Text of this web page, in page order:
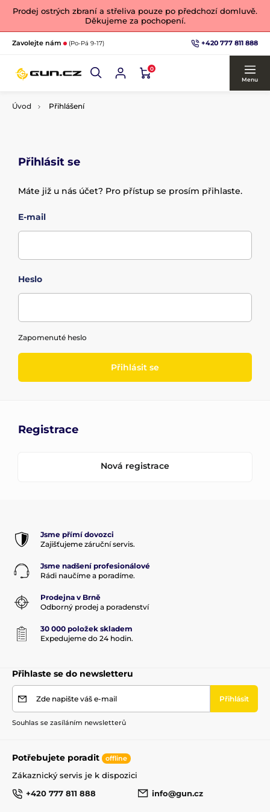
Prodej ostrých zbraní a střeliva pouze po předchozí domluvě.
Děkujeme za pochopení.
Zavolejte nám (Po-Pá 9-17) +420 777 811 888
0
Menu
Úvod Přihlášení
Přihlásit se
Máte již u nás účet? Pro přístup se prosím přihlaste.
E-mail
Heslo
Zapomenuté heslo
Přihlásit se
Registrace
Nová registrace
Jsme přímí dovozci
Zajišťujeme záruční servis.
Jsme nadšení profesionálové
Rádi naučíme a poradíme.
Prodejna v Brně
Odborný prodej a poradenství
30 000 položek skladem
Expedujeme do 24 hodin.
Přihlaste se do newsletteru
Zde napište váš e-mail Přihlásit
Souhlas se zasíláním newsletterů
Potřebujete poradit offline
Zákaznický servis je k dispozici
+420 777 811 888
info@gun.cz